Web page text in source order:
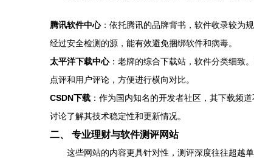
腾讯软件中心：依托腾讯的品牌背书，软件收录较为
经过安全检测的源，能有效避免捆绑软件和病毒。
太平洋下载中心：老牌的综合下载站，软件分类细致
点评和用户评论，方便进行横向对比。
CSDN下载 ：作为国内知名的开发者社区，其下载频
讨论了解其技术稳定性和更新情况。
二、 专业理财与软件测评网站
这些网站的内容更具针对性，测评深度往往超越